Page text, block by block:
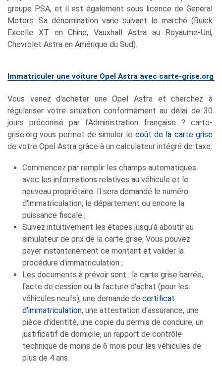
groupe PSA, et il est également sous licence de General
Motors. Sa dénomination varie suivant le marché (Buick
Excelle XT en Chine, Vauxhall Astra au Royaume-Uni,
Chevrolet Astra en Amérique du Sud).
Immatriculer une voiture Opel Astra avec carte-grise.org
Vous venez d'acheter une Opel Astra et cherchez à
régulariser votre situation conformément au délai de 30
jours préconisé par l'Administration française ? carte-
grise.org vous permet de simuler le coût de la carte grise
de votre Opel Astra grâce à un calculateur intégré de taxe.
Commencez par remplir les champs automatiques
avec les informations relatives au véhicule et le
nouveau propriétaire. Il sera demandé le numéro
d'immatriculation, le département ou encore la
puissance fiscale ;
Suivez intuitivement les étapes jusqu'à aboutir au
simulateur de prix de la carte grise. Vous pouvez
payer instantanément ce montant et valider la
procédure d'immatriculation ;
Les documents à prévoir sont : la carte grise barrée,
l'acte de cession ou la facture d'achat (pour les
véhicules neufs), une demande de certificat
d'immatriculation, une attestation d'assurance, une
pièce d'identité, une copie du permis de conduire, un
justificatif de domicile, un rapport de contrôle
technique de moins de 6 mois pour les véhicules de
plus de 4 ans.